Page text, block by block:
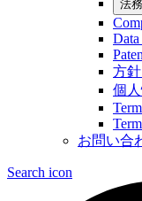
法務
方
個
お問い合
Search icon